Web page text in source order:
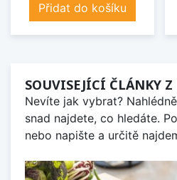
Přidat do košíku
SOUVISEJÍCÍ ČLÁNKY
Nevíte jak vybrat?
snad najdete, co hledáte.
nebo napište a určitě